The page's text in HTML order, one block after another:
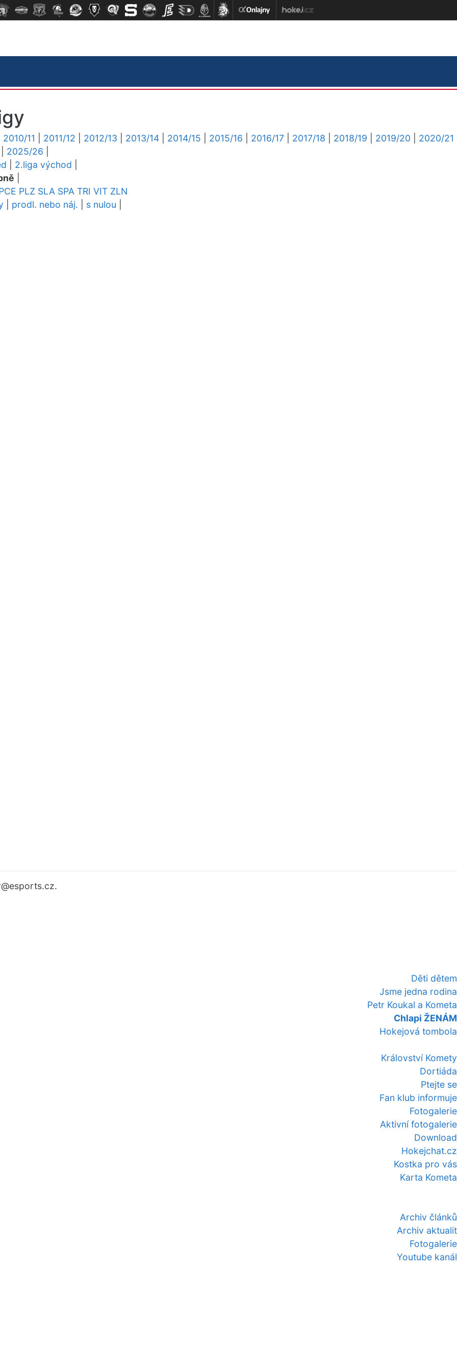
Děti dětem
Jsme jedna rodina
Petr Koukal a Kometa
Chlapi ŽENÁM
Hokejová tombola
Království Komety
Dortiáda
Ptejte se
Fan klub informuje
Fotogalerie
Aktivní fotogalerie
Download
Hokejchat.cz
Kostka pro vás
Karta Kometa
Archiv článků
Archiv aktualit
Fotogalerie
Youtube kanál
2010/11 2011/12 2012/13 2013/14 2014/15 2015/16 2016/17 2017/18 2018/19 2019/20
2020/21
2025/26
2.liga východ
PLZ SLA SPA TRI VIT ZLN
prodl. nebo náj. s nulou
@esports.cz.